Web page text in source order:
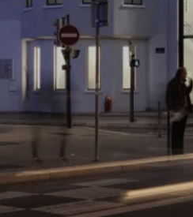
lauréat du grand prix SIMI
Requalification d’un garage
inauguré en 1932. Un projet
bureaux, parking) sur cinq
patios intérieurs et de
historiques sont conservées.
Citroën, très imposantes par
de nombreuses parties vitrées
espaces vides. Dans l’esprit
le projet d’éclairage valorise la
perception de celle-ci depuis la
requalification d’un
historique